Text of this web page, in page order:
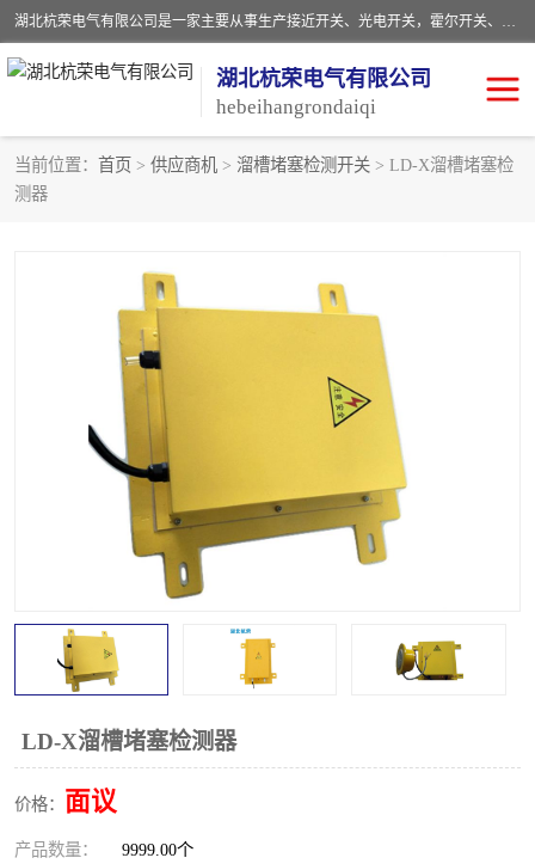
湖北杭荣电气有限公司是一家主要从事生产接近开关、光电开关，霍尔开关、两级跑偏开关、双向拉绳开关、速度监测器、皮带打滑开关、阻旋式料位开关、皮带纵向撕裂开关、溜槽堵塞开关、声光报警器、矿用磁性井筒开关等，主营行业：电气设备、仪器仪表制造, 高低压电器，成套电气设备，矿用防爆机电设备，皮带机综合保护系统，防爆电器，传感器，工矿配件，电器配件，自动化工业机器人的研发，制造，加工销售。
湖北杭荣电气有限公司
hebeihangrondaiqi
当前位置： 首页 > 供应商机 > 溜槽堵塞检测开关 > LD-X溜槽堵塞检
测器
LD-X溜槽堵塞检测器
价格： 面议
产品数量： 9999.00个
阻旋料位开关
声光报警器
滑线指示灯
接近开关
拉绳开关
打滑开关
溜槽堵塞检测开关
限位开关
速度传感器
微电脑超速开关